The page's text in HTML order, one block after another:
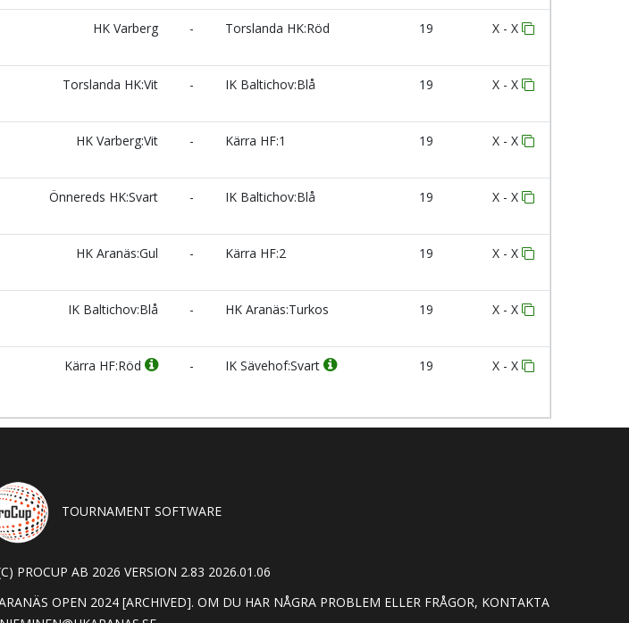
HK Varberg - Torslanda HK:Röd 19 X - X
Torslanda HK:Vit - IK Baltichov:Blå 19 X - X
HK Varberg:Vit - Kärra HF:1 19 X - X
Önnereds HK:Svart - IK Baltichov:Blå 19 X - X
HK Aranäs:Gul - Kärra HF:2 19 X - X
IK Baltichov:Blå - HK Aranäs:Turkos 19 X - X
Kärra HF:Röd - IK Sävehof:Svart 19 X - X
TOURNAMENT SOFTWARE
PROCUP AB 2026 VERSION 2.83 2026.01.06
OPEN 2024 [ARCHIVED]. OM DU HAR NÅGRA PROBLEM ELLER FRÅGOR, KONTAKTA